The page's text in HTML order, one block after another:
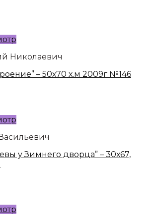
Николаевич
– 50х70 х.м 2009г №146
у Зимнего дворца” – 30х67,